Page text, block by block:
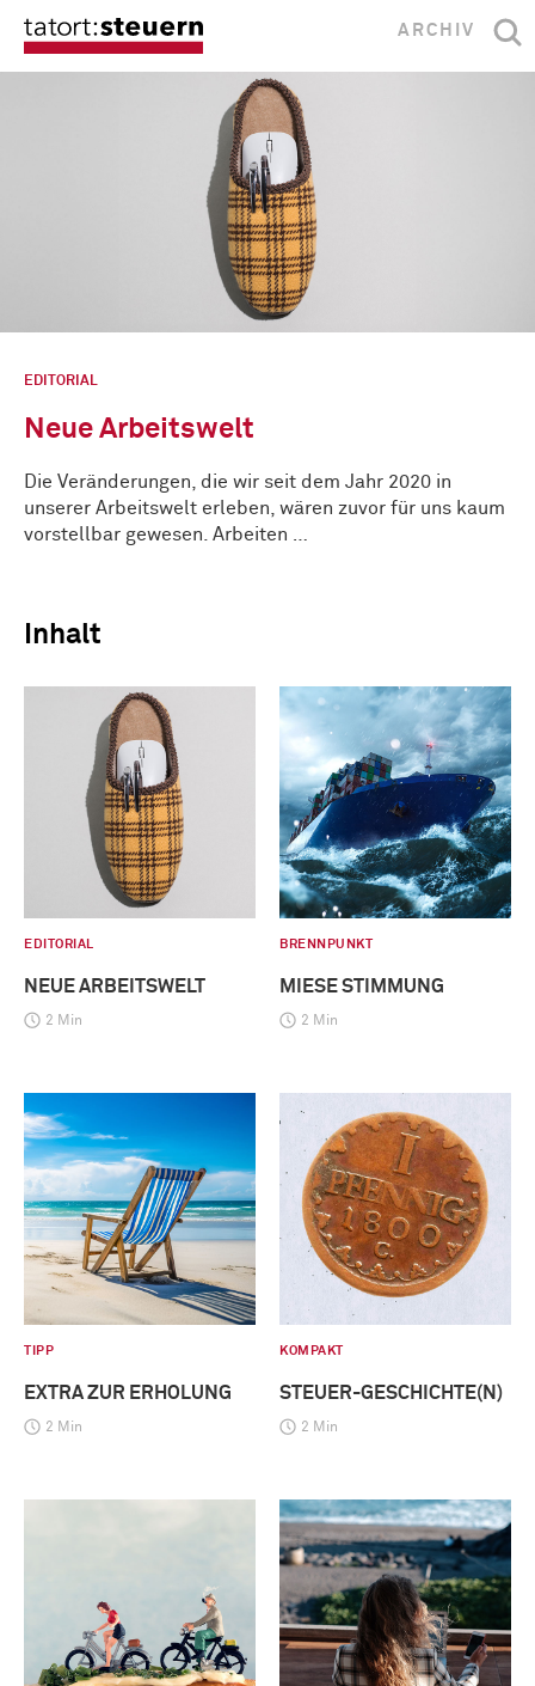
ARCHIV
EDITORIAL
Neue Arbeitswelt
Die Veränderungen, die wir seit dem Jahr 2020 in
unserer Arbeitswelt erleben, wären zuvor für uns kaum
vorstellbar gewesen. Arbeiten …
Inhalt
EDITORIAL
NEUE ARBEITSWELT
2 Min
BRENNPUNKT
MIESE STIMMUNG
2 Min
TIPP
EXTRA ZUR ERHOLUNG
2 Min
KOMPAKT
STEUER-GESCHICHTE(N)
2 Min